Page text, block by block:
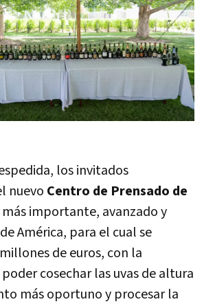
los invitados
nuevo Centro de Prensado de
más importante, avanzado y
América, para el cual se
de euros, con la
cosechar las uvas de altura
más oportuno y procesar la